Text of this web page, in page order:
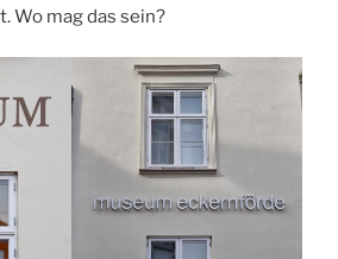
Wo mag das sein?